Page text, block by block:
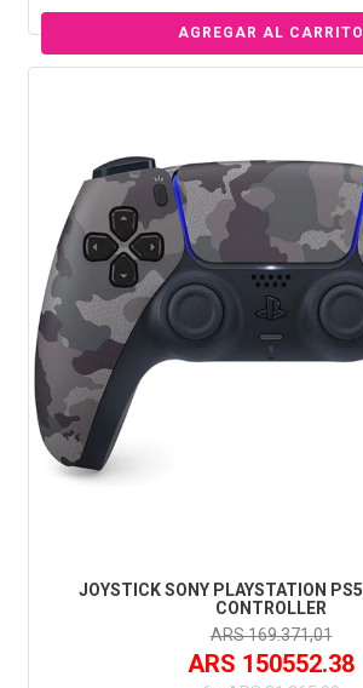
JOYSTICK SONY PLAYSTATION
CONTROLLER
ARS 169.371,01
ARS 150552.38